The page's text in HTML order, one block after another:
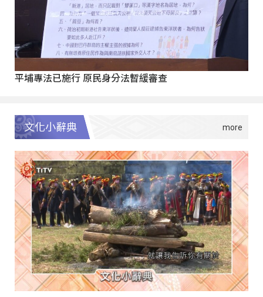
平埔專法已施行 原民身分法暫緩審查
文化小辭典